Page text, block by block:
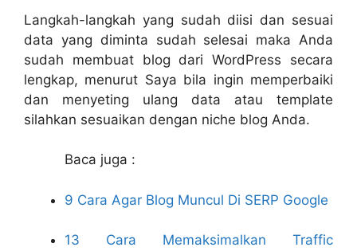
Langkah-langkah yang sudah diisi dan sesuai
data yang diminta sudah selesai maka Anda
sudah membuat blog dari WordPress secara
lengkap, menurut Saya bila ingin memperbaiki
dan menyeting ulang data atau template
silahkan sesuaikan dengan niche blog Anda.
Baca juga :
9 Cara Agar Blog Muncul Di SERP Google
13 Cara Memaksimalkan Traffic